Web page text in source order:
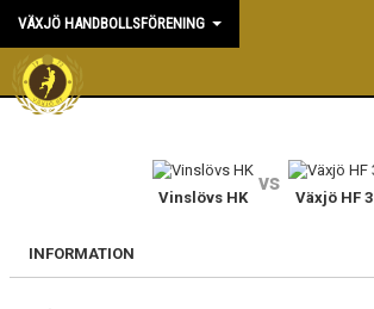
VÄXJÖ HANDBOLLSFÖRENING
HEM
KONTAKT & KANSLI
Vinslövs HK
vs
Växjö HF 3
INFORMATION